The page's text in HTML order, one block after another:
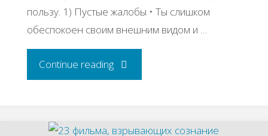
пользу. 1) Пустые жалобы • Ты слишком
обеспокоен своим внешним видом и …
Continue reading"15